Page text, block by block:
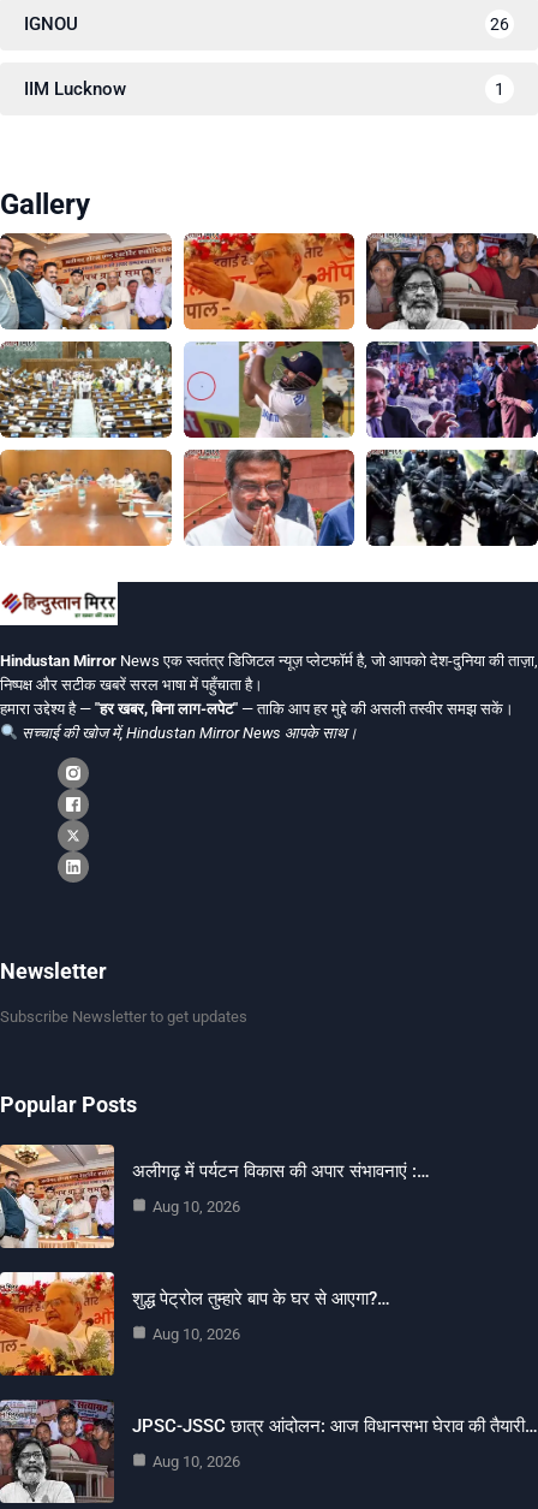
IGNOU 26
IIM Lucknow 1
Gallery
Hindustan Mirror News एक स्वतंत्र डिजिटल न्यूज़ प्लेटफॉर्म है, जो आपको देश-दुनिया की ताज़ा,
निष्पक्ष और सटीक खबरें सरल भाषा में पहुँचाता है।
हमारा उद्देश्य है — "हर खबर, बिना लाग-लपेट" — ताकि आप हर मुद्दे की असली तस्वीर समझ सकें।
सच्चाई की खोज में, Hindustan Mirror News आपके साथ।
Newsletter
Subscribe Newsletter to get updates
Popular Posts
अलीगढ़ में पर्यटन विकास की अपार संभावनाएं :…
Aug 10, 2026
शुद्ध पेट्रोल तुम्हारे बाप के घर से आएगा?…
Aug 10, 2026
JPSC-JSSC छात्र आंदोलन: आज विधानसभा घेराव की तैयारी…
Aug 10, 2026